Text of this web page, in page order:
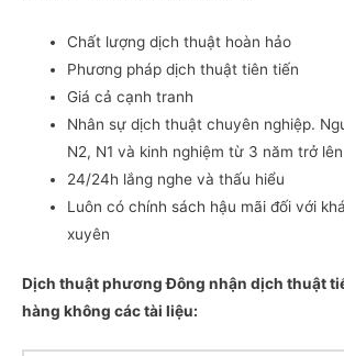
Chất lượng dịch thuật hoàn hảo
Phương pháp dịch thuật tiên tiến
Giá cả cạnh tranh
Nhân sự dịch thuật chuyên nghiệp.
N2, N1 và kinh nghiệm từ 3 năm trở lên
24/24h lắng nghe và thấu hiểu
Luôn có chính sách hậu mãi đối với
xuyên
Dịch thuật phương Đông nhận dịch thuật
hàng không các tài liệu: